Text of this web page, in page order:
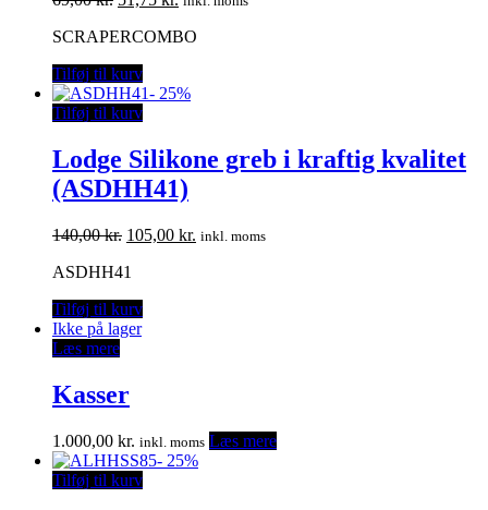
pris
69,00 kr..
pris
SCRAPERCOMBO
Tilføj til kurv
- 25%
Tilføj til kurv
Lodge Silikone greb i kraftig kvalitet
(ASDHH41)
140,00kr. Den
pris
140,00 kr..
105,00 kr. Den
inkl. moms
ASDHH41
Tilføj til kurv
Ikke på lager
Læs mere
Kasser
1.000,00 kr. inkl. moms Læs mere
- 25%
Tilføj til kurv